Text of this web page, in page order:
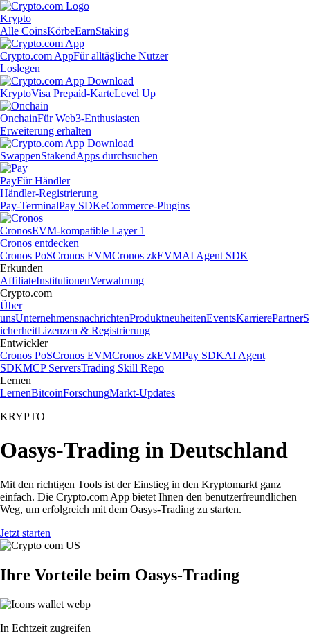
Krypto
Alle CoinsKörbeEarnStaking
Crypto.com AppFür alltägliche Nutzer
Loslegen
KryptoVisa Prepaid-KarteLevel Up
OnchainFür Web3-Enthusiasten
Erweiterung erhalten
SwappenStakendApps durchsuchen
PayFür Händler
Händler-Registrierung
Pay-TerminalPay SDKeCommerce-Plugins
CronosEVM-kompatible Layer 1
Cronos entdecken
Cronos PoSCronos EVMCronos zkEVMAI Agent SDK
Erkunden
AffiliateInstitutionenVerwahrung
Crypto.com
Über
unsUnternehmensnachrichtenProduktneuheitenEventsKarrierePartnerS
icherheitLizenzen & Registrierung
Entwickler
Cronos PoSCronos EVMCronos zkEVMPay SDKAI Agent
SDKMCP ServersTrading Skill Repo
Lernen
LernenBitcoinForschungMarkt-Updates
KRYPTO
Oasys-Trading in Deutschland
Mit den richtigen Tools ist der Einstieg in den Kryptomarkt ganz
einfach. Die Crypto.com App bietet Ihnen den benutzerfreundlichen
Weg, um erfolgreich mit dem Oasys-Trading zu starten.
Jetzt starten
Ihre Vorteile beim Oasys-Trading
In Echtzeit zugreifen